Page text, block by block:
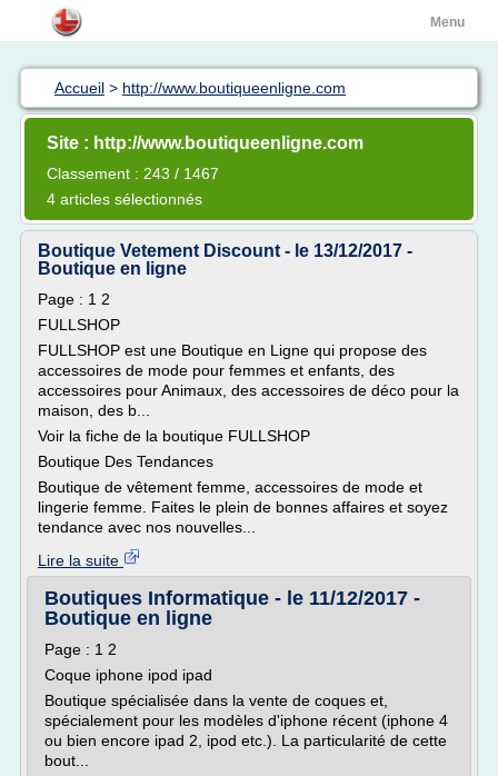
Menu
Accueil > http://www.boutiqueenligne.com
Site : http://www.boutiqueenligne.com
Classement : 243 / 1467
4 articles sélectionnés
Boutique Vetement Discount - le 13/12/2017 -
Boutique en ligne
Page : 1 2
FULLSHOP
FULLSHOP est une Boutique en Ligne qui propose des
accessoires de mode pour femmes et enfants, des
accessoires pour Animaux, des accessoires de déco pour la
maison, des b...
Voir la fiche de la boutique FULLSHOP
Boutique Des Tendances
Boutique de vêtement femme, accessoires de mode et
lingerie femme. Faites le plein de bonnes affaires et soyez
tendance avec nos nouvelles...
Lire la suite
Boutiques Informatique - le 11/12/2017 -
Boutique en ligne
Page : 1 2
Coque iphone ipod ipad
Boutique spécialisée dans la vente de coques et,
spécialement pour les modèles d'iphone récent (iphone 4
ou bien encore ipad 2, ipod etc.). La particularité de cette
bout...